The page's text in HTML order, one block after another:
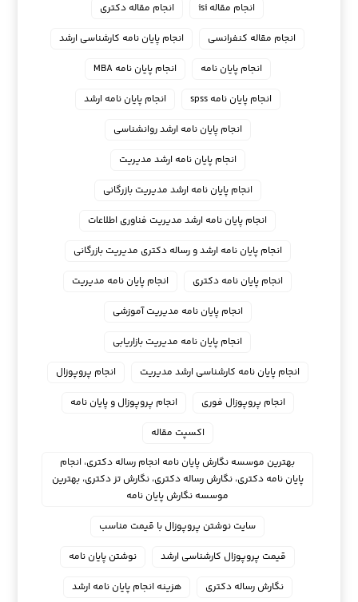
انجام مقاله isi
انجام مقاله دکتری
انجام مقاله کنفرانسی
انجام پايان نامه كارشناسي ارشد
انجام پایان نامه
انجام پایان نامه MBA
انجام پایان نامه spss
انجام پایان نامه ارشد
انجام پایان نامه ارشد روانشناسی
انجام پایان نامه ارشد مدیریت
انجام پایان نامه ارشد مدیریت بازرگانی
انجام پایان نامه ارشد مدیریت فناوری اطلاعات
انجام پایان نامه ارشد و رساله دکتری مدیریت بازرگانی
انجام پایان نامه دکتری
انجام پایان نامه مدیریت
انجام پایان نامه مدیریت آموزشی
انجام پایان نامه مدیریت بازاریابی
انجام پایان نامه کارشناسی ارشد مدیریت
انجام پروپوزال
انجام پروپوزال فوری
انجام پروپوزال و پایان نامه
اکسپت مقاله
بهترین موسسه نگارش پایان نامه انجام رساله دکتری، انجام
پایان نامه دکتری، نگارش رساله دکتری، نگارش تز دکتری، بهترین
موسسه نگارش پایان نامه
سایت نوشتن پروپوزال با قیمت مناسب
قیمت پروپوزال کارشناسی ارشد
نوشتن پایان نامه
نگارش رساله دکتری
هزینه انجام پایان نامه ارشد